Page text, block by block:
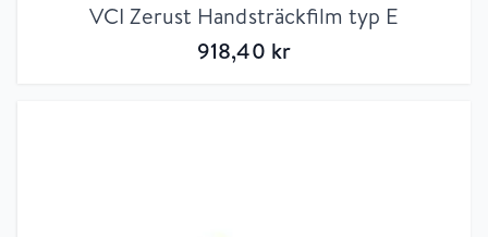
VCI Zerust Handsträckfilm typ E
918,40 kr